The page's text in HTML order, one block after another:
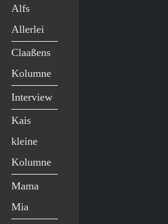
Alfs
Allerlei
Claaßens
Kolumne
Interview
Kais
kleine
Kolumne
Mama
Mia